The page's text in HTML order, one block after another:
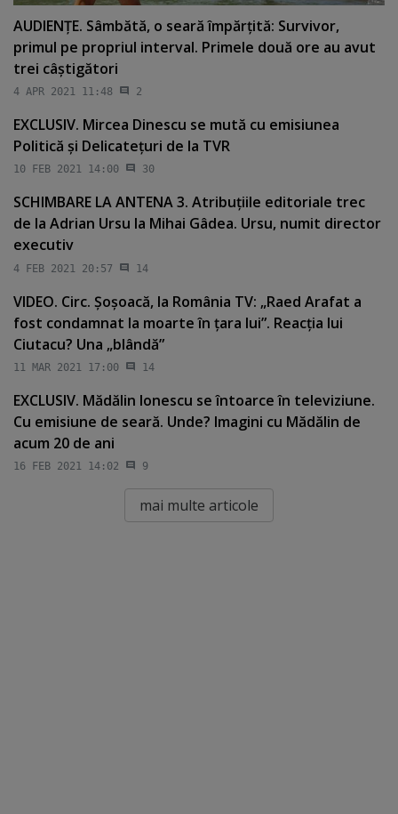
AUDIENŢE. Sâmbătă, o seară împărţită: Survivor,
primul pe propriul interval. Primele două ore au avut
trei câştigători
4 APR 2021 11:48 2
EXCLUSIV. Mircea Dinescu se mută cu emisiunea
Politică şi Delicateţuri de la TVR
10 FEB 2021 14:00 30
SCHIMBARE LA ANTENA 3. Atribuţiile editoriale trec
de la Adrian Ursu la Mihai Gâdea. Ursu, numit director
executiv
4 FEB 2021 20:57 14
VIDEO. Circ. Şoşoacă, la România TV: „Raed Arafat a
fost condamnat la moarte în ţara lui”. Reacţia lui
Ciutacu? Una „blândă”
11 MAR 2021 17:00 14
EXCLUSIV. Mădălin Ionescu se întoarce în televiziune.
Cu emisiune de seară. Unde? Imagini cu Mădălin de
acum 20 de ani
16 FEB 2021 14:02 9
mai multe articole